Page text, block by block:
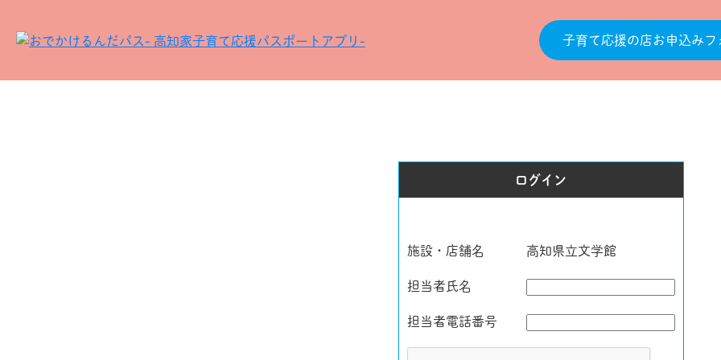
子育て応援の店お申込みフ
ログイン
施設・店舗名 高知県立文学館
担当者氏名
担当者電話番号